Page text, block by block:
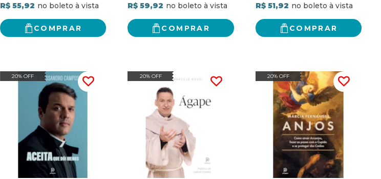
R$ 55,92
COMPRAR
R$ 59,92
COMPRAR
R$ 51,92
COMPRAR
20% OFF 20% OFF 20% OFF